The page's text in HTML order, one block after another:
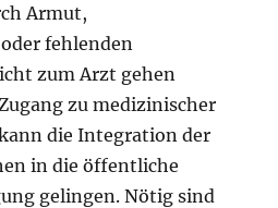
Armut,
fehlenden
zum Arzt gehen
zu medizinischer
die Integration der
in die öffentliche
gelingen. Nötig sind